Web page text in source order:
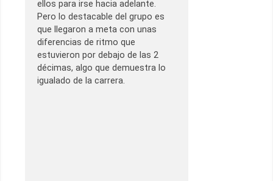
ellos para irse hacia adelante.
Pero lo destacable del grupo es
que llegaron a meta con unas
diferencias de ritmo que
estuvieron por debajo de las 2
décimas, algo que demuestra lo
igualado de la carrera.